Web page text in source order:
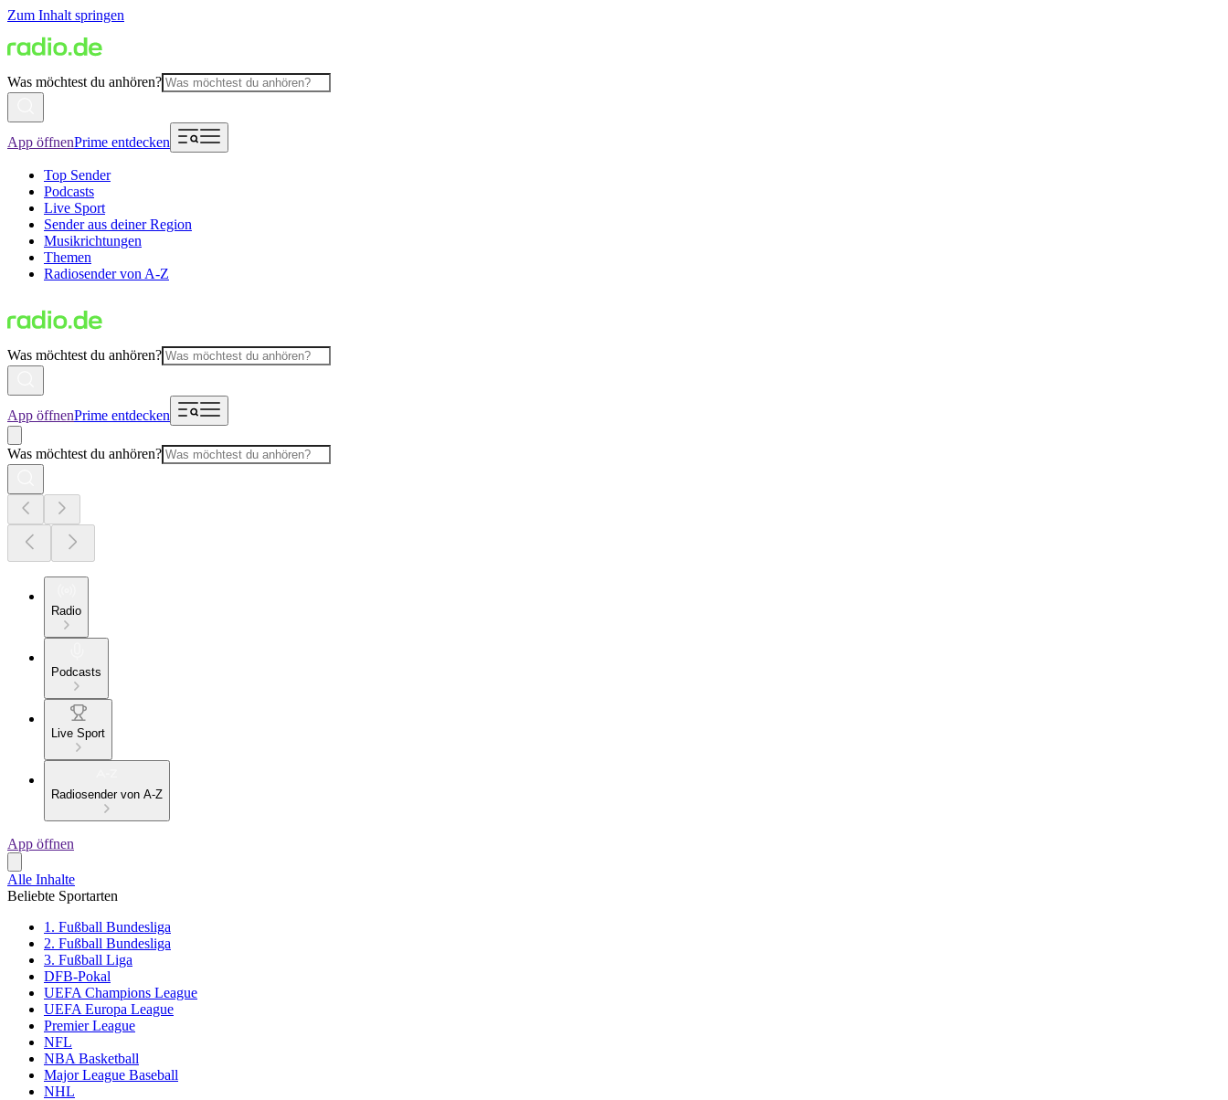
Zum Inhalt springen
Was möchtest du anhören?
App öffnenPrime entdecken
Top Sender
Podcasts
Live Sport
Sender aus deiner Region
Musikrichtungen
Themen
Radiosender von A-Z
Was möchtest du anhören?
App öffnenPrime entdecken
Was möchtest du anhören?
Radio
Podcasts
Live Sport
Radiosender von A-Z
App öffnen
Alle Inhalte
Beliebte Sportarten
1. Fußball Bundesliga
2. Fußball Bundesliga
3. Fußball Liga
DFB-Pokal
UEFA Champions League
UEFA Europa League
Premier League
NFL
NBA Basketball
Major League Baseball
NHL